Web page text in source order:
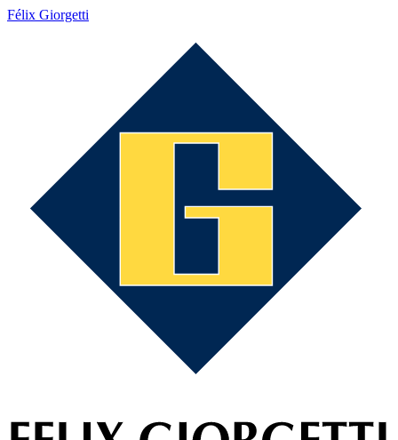
Félix Giorgetti